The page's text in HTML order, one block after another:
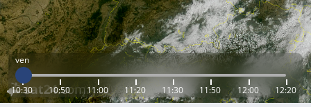
ven
10:30 10:50 11:00 11:20 11:30 11:50 12:00 12:20